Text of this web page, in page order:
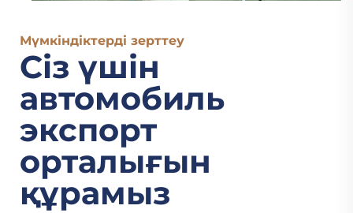
Мүмкіндіктерді зерттеу
Сіз үшін
автомобиль
экспорт
орталығын
құрамыз